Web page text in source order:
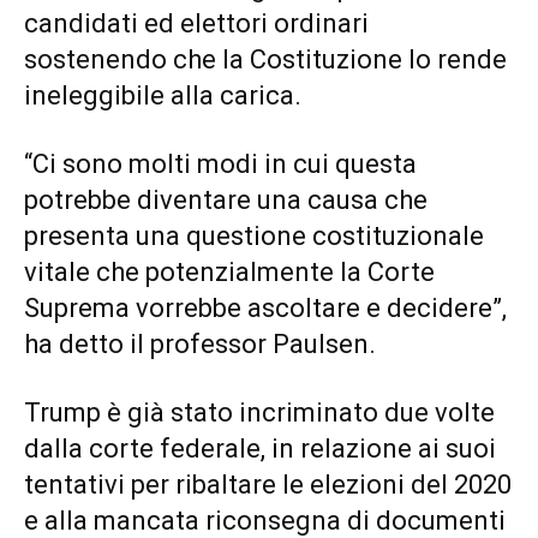
candidati ed elettori ordinari
sostenendo che la Costituzione lo rende
ineleggibile alla carica.
“Ci sono molti modi in cui questa
potrebbe diventare una causa che
presenta una questione costituzionale
vitale che potenzialmente la Corte
Suprema vorrebbe ascoltare e decidere”,
ha detto il professor Paulsen.
Trump è già stato incriminato due volte
dalla corte federale, in relazione ai suoi
tentativi per ribaltare le elezioni del 2020
e alla mancata riconsegna di documenti